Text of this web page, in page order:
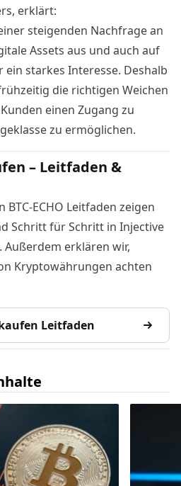
erklärt:
steigenden Nachfrage an
Assets aus und auch auf
starkes Interesse. Deshalb
die richtigen Weichen
einen Zugang zu
zu ermöglichen.
– Leitfaden &
ECHO Leitfaden zeigen
Schritt für Schritt in Injective
Außerdem erklären wir,
Kryptowährungen achten
Leitfaden